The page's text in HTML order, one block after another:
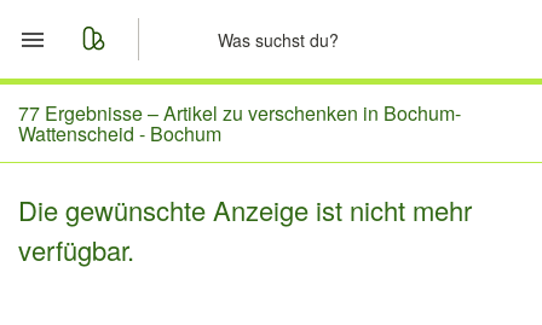
Start
Merkliste
Nachrichten
77 Ergebnisse –Artikel zu verschenken in Bochum-
Wattenscheid - Bochum
Die gewünschte Anzeige ist nicht mehr
verfügbar.